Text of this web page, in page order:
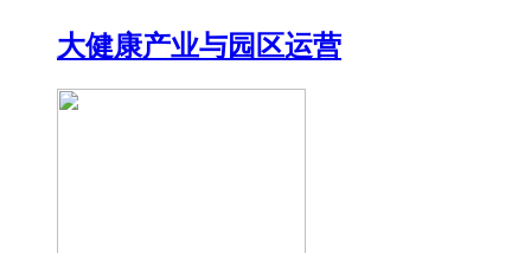
大健康产业与园区运营